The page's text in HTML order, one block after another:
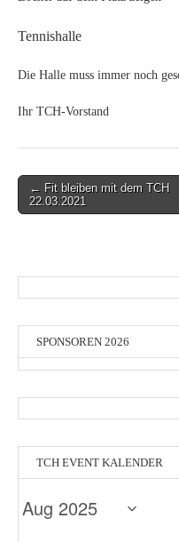
Tennishalle
Die Halle muss immer noch
Ihr TCH-Vorstand
Post
navigation
← Fit bleiben mit dem TCH
22.03.2021
SPONSOREN 2026
TCH EVENT KALENDER